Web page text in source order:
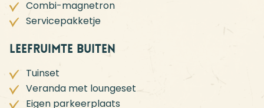
Combi-magnetron
Servicepakketje
Leefruimte buiten
Tuinset
Veranda met loungeset
Eigen parkeerplaats